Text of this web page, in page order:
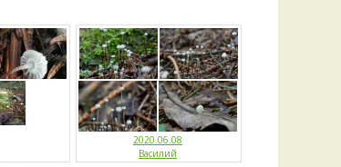
2020.06.08
Василий